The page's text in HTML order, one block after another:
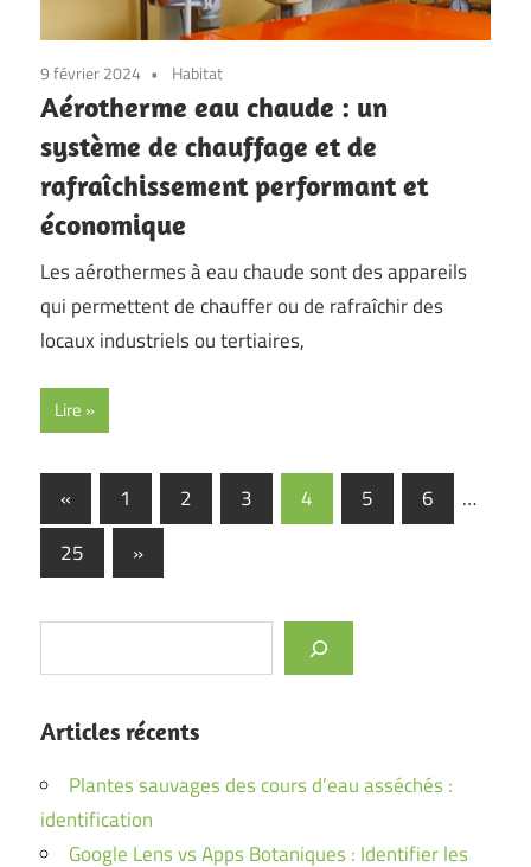
9 février 2024 Habitat
Aérotherme eau chaude : un
système de chauffage et de
rafraîchissement performant et
économique
Les aérothermes à eau chaude sont des appareils
qui permettent de chauffer ou de rafraîchir des
locaux industriels ou tertiaires,
Lire
Pagination
des
publications
« Previous
Posts
1 2 3 4 5 6
…
25
Next
Posts
»
Articles récents
Plantes sauvages des cours d’eau asséchés :
identification
Google Lens vs Apps Botaniques : Identifier les